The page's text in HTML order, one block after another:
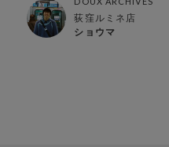
荻窪ルミネ店
ショウマ